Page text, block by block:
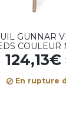
GUNNAR
COULEUR
124,13€
En rupture